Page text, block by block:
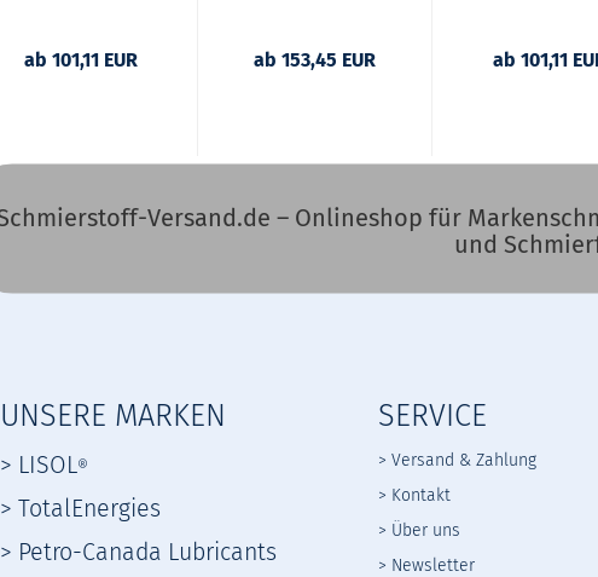
ab 101,11 EUR ab 153,45 EUR ab 101,11
Versand.de – Onlineshop für
und
UNSERE MARKEN
> LISOL®
> TotalEnergies
> Petro-Canada Lubricants
SERVICE
> Versand & Zahlung
> Kontakt
> Über uns
> Newsletter